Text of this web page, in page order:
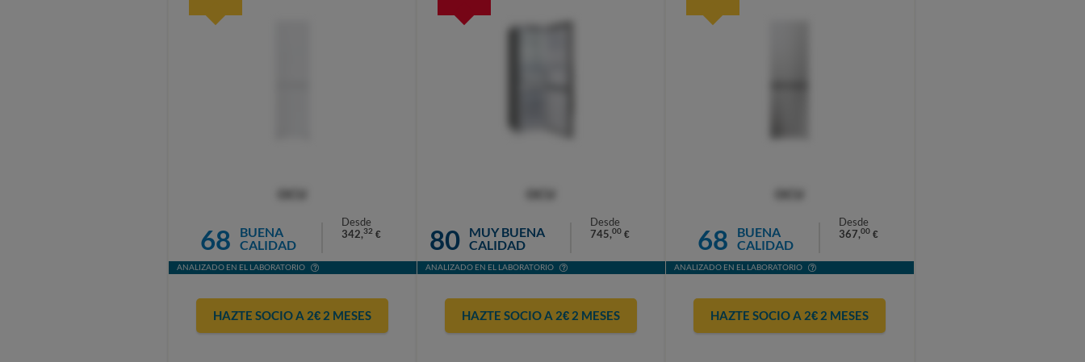
68
BUENA
CALIDAD
Desde
342,32 €
ANALIZADO EN EL LABORATORIO
HAZTE SOCIO A 2€ 2 MESES
80
MUY BUENA
CALIDAD
Desde
745,00 €
ANALIZADO EN EL LABORATORIO
HAZTE SOCIO A 2€ 2 MESES
68
BUENA
CALIDAD
Desde
367,00 €
ANALIZADO EN EL LABORATORIO
HAZTE SOCIO A 2€ 2 MESES